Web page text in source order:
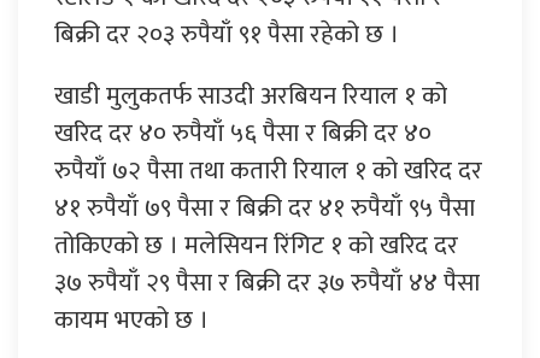
बिक्री दर २०३ रुपैयाँ ९१ पैसा रहेको छ ।
खाडी मुलुकतर्फ साउदी अरबियन रियाल १ को
खरिद दर ४० रुपैयाँ ५६ पैसा र बिक्री दर ४०
रुपैयाँ ७२ पैसा तथा कतारी रियाल १ को खरिद दर
४१ रुपैयाँ ७९ पैसा र बिक्री दर ४१ रुपैयाँ ९५ पैसा
तोकिएको छ । मलेसियन रिंगिट १ को खरिद दर
३७ रुपैयाँ २९ पैसा र बिक्री दर ३७ रुपैयाँ ४४ पैसा
कायम भएको छ ।